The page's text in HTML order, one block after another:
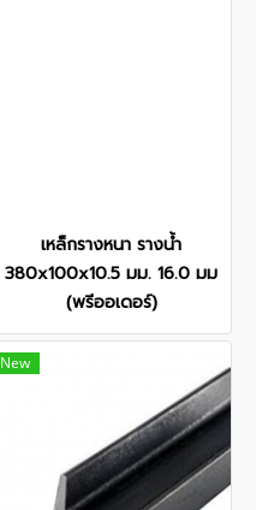
เหล็กรางหนา รางน้ำ
380x100x10.5 มม. 16.0 มม
(พรีออเดอร์)
New